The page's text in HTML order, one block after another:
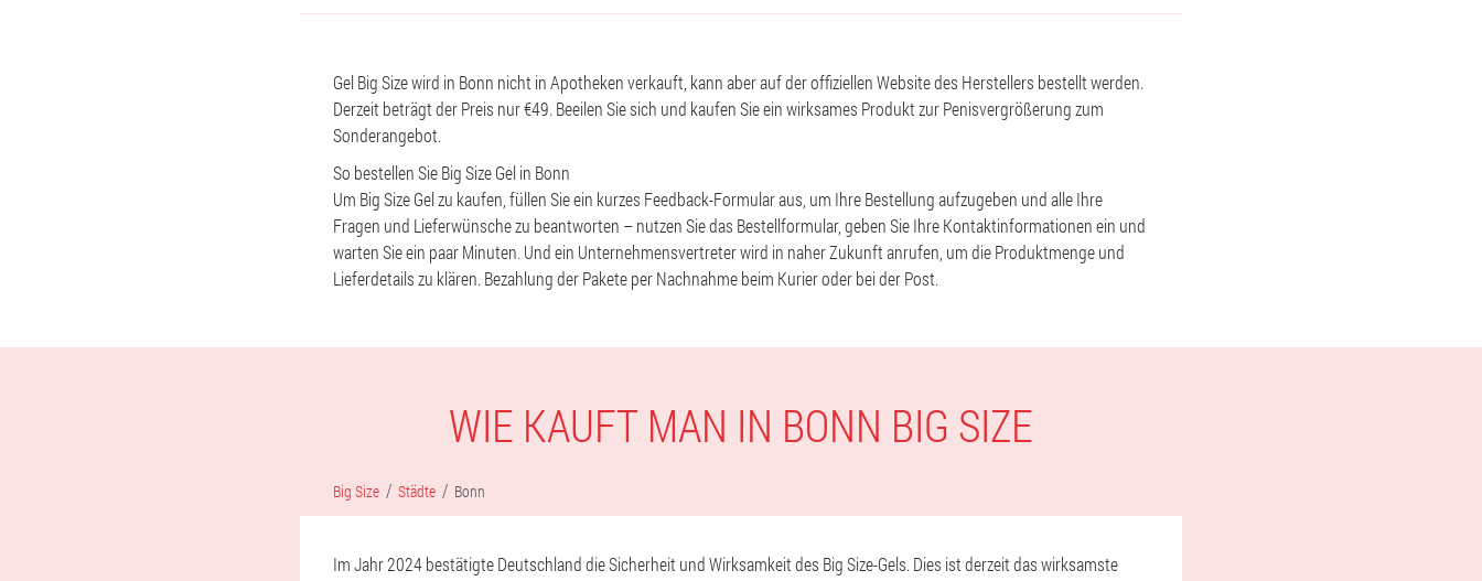
Gel Big Size wird in Bonn nicht in Apotheken verkauft, kann aber auf der offiziellen Website des Herstellers bestellt werden.
Derzeit beträgt der Preis nur €49. Beeilen Sie sich und kaufen Sie ein wirksames Produkt zur Penisvergrößerung zum
Sonderangebot.
So bestellen Sie Big Size Gel in Bonn
Um Big Size Gel zu kaufen, füllen Sie ein kurzes Feedback-Formular aus, um Ihre Bestellung aufzugeben und alle Ihre
Fragen und Lieferwünsche zu beantworten – nutzen Sie das Bestellformular, geben Sie Ihre Kontaktinformationen ein und
warten Sie ein paar Minuten. Und ein Unternehmensvertreter wird in naher Zukunft anrufen, um die Produktmenge und
Lieferdetails zu klären. Bezahlung der Pakete per Nachnahme beim Kurier oder bei der Post.
WIE KAUFT MAN IN BONN BIG SIZE
Big Size Städte Bonn
Im Jahr 2024 bestätigte Deutschland die Sicherheit und Wirksamkeit des Big Size-Gels. Dies ist derzeit das wirksamste